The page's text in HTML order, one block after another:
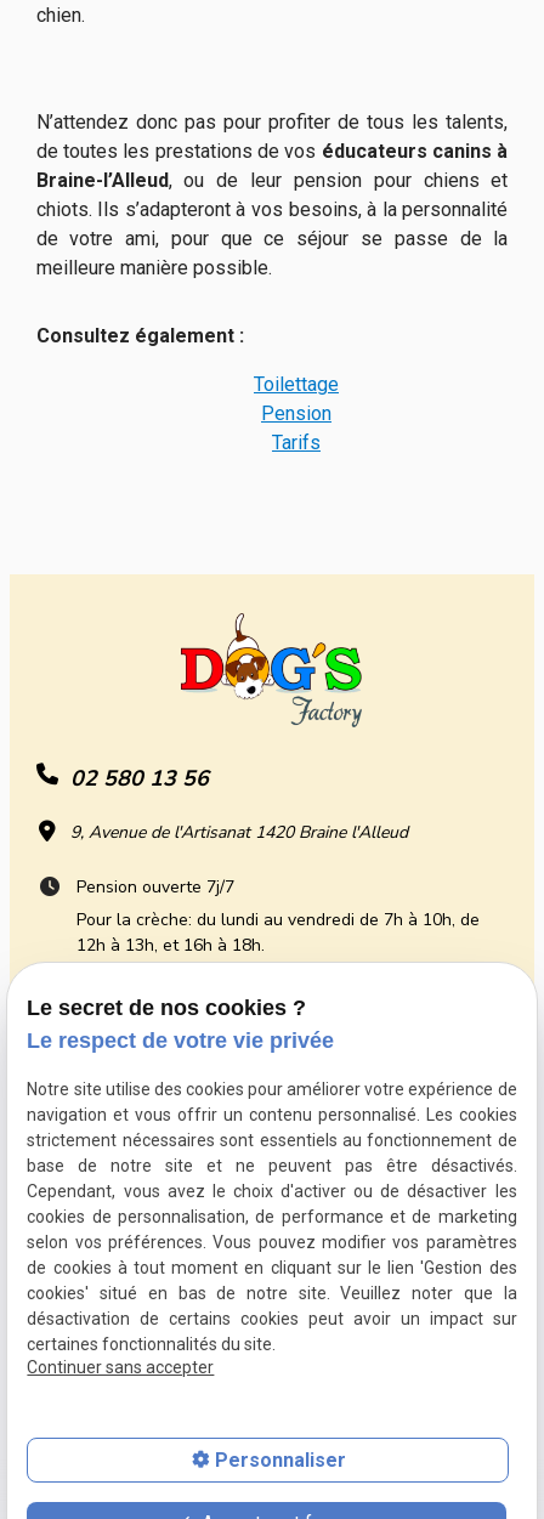
chien.
N’attendez donc pas pour profiter de tous les talents,
de toutes les prestations de vos éducateurs canins à
Braine-l’Alleud, ou de leur pension pour chiens et
chiots. Ils s’adapteront à vos besoins, à la personnalité
de votre ami, pour que ce séjour se passe de la
meilleure manière possible.
Consultez également :
Toilettage
Pension
Tarifs
02 580 13 56
9, Avenue de l'Artisanat 1420 Braine l'Alleud
Pension ouverte 7j/7
Pour la crèche: du lundi au vendredi de 7h à 10h, de
12h à 13h, et 16h à 18h.
Newsletter
Vous souhaitez être informé de notre activité ?
Inscrivez-vous à notre newsletter
Suivez-nous sur :
Mentions
légales
Politique de
confidentialité
place contact_page phone
Le secret de nos cookies ?
Le respect de votre vie privée
Notre site utilise des cookies pour améliorer votre expérience de
navigation et vous offrir un contenu personnalisé. Les cookies
strictement nécessaires sont essentiels au fonctionnement de
base de notre site et ne peuvent pas être désactivés.
Cependant, vous avez le choix d'activer ou de désactiver les
cookies de personnalisation, de performance et de marketing
selon vos préférences. Vous pouvez modifier vos paramètres
de cookies à tout moment en cliquant sur le lien 'Gestion des
cookies' situé en bas de notre site. Veuillez noter que la
désactivation de certains cookies peut avoir un impact sur
certaines fonctionnalités du site.
Continuer sans accepter
Personnaliser